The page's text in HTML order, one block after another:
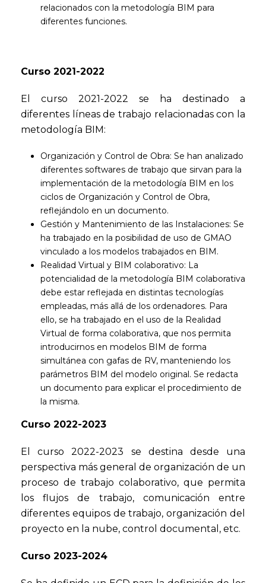
relacionados con la metodología BIM para
diferentes funciones.
Curso 2021-2022
El curso 2021-2022 se ha destinado a
diferentes líneas de trabajo relacionadas con la
metodología BIM:
Organización y Control de Obra: Se han analizado
diferentes softwares de trabajo que sirvan para la
implementación de la metodología BIM en los
ciclos de Organización y Control de Obra,
reflejándolo en un documento.
Gestión y Mantenimiento de las Instalaciones: Se
ha trabajado en la posibilidad de uso de GMAO
vinculado a los modelos trabajados en BIM.
Realidad Virtual y BIM colaborativo: La
potencialidad de la metodología BIM colaborativa
debe estar reflejada en distintas tecnologías
empleadas, más allá de los ordenadores. Para
ello, se ha trabajado en el uso de la Realidad
Virtual de forma colaborativa, que nos permita
introducirnos en modelos BIM de forma
simultánea con gafas de RV, manteniendo los
parámetros BIM del modelo original. Se redacta
un documento para explicar el procedimiento de
la misma.
Curso 2022-2023
El curso 2022-2023 se destina desde una
perspectiva más general de organización de un
proceso de trabajo colaborativo, que permita
los flujos de trabajo, comunicación entre
diferentes equipos de trabajo, organización del
proyecto en la nube, control documental, etc.
Curso 2023-2024